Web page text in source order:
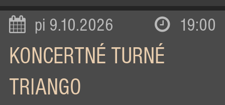
pi 9.10.2026 19:00
KONCERTNÉ TURNÉ
TRIANGO